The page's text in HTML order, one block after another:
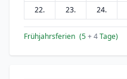
22.
23. 24.
Frühjahrsferien (5+ 4Tage)